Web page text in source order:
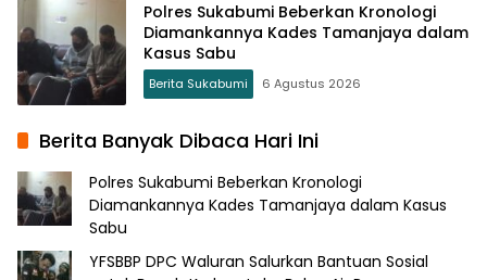
Polres Sukabumi Beberkan Kronologi
Diamankannya Kades Tamanjaya dalam
Kasus Sabu
Berita Sukabumi 6 Agustus 2026
Berita Banyak Dibaca Hari Ini
Polres Sukabumi Beberkan Kronologi
Diamankannya Kades Tamanjaya dalam Kasus
Sabu
YFSBBP DPC Waluran Salurkan Bantuan Sosial